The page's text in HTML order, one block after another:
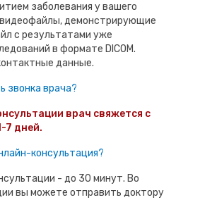
заболевания у вашего
демонстрирующие
с результатами уже
в формате DICOM.
данные.
звонка врача?
врач свяжется с
7 дней.
консультация?
- до 30 минут. Во
вы можете отправить доктору